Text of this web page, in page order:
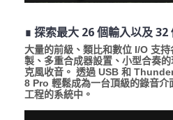
∎ 探索最大 26 個輸入以及 32
大量的前級、類比和數位 I/O 支
製、多重合成器設置、小型合奏
克風收音。 透過 USB 和
8 Pro 輕鬆成為一台頂級的錄音介
工程的系統中。